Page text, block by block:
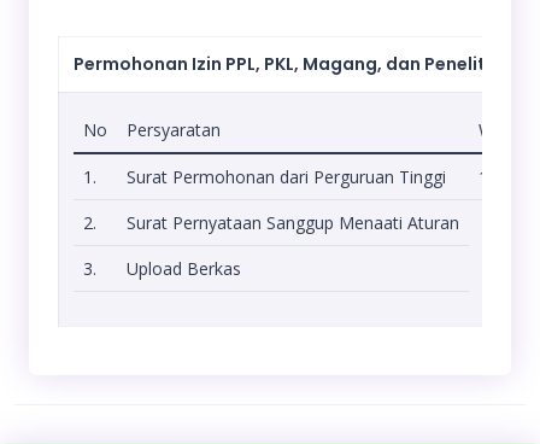
Permohonan Izin PPL, PKL, Magang, dan Penelitian
No Persyaratan Waktu
1. Surat Permohonan dari Perguruan Tinggi
1 Hari
2.
Surat Pernyataan Sanggup Menaati Aturan
3.
Upload Berkas